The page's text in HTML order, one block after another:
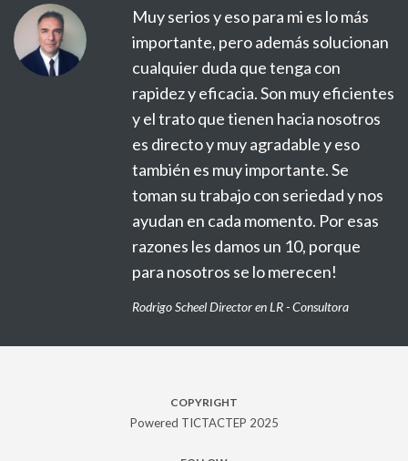
mi es lo más
además solucionan
tenga con
Son muy eficientes
hacia nosotros
con seriedad y nos
Por esas
Encontré mucho
esperaba, su
supera cualquier
Siempre
preguntas y dudas
cortesía y
Macarena Lara ECOS360
COPYRIGHT
Powered TICTACTEP 2025